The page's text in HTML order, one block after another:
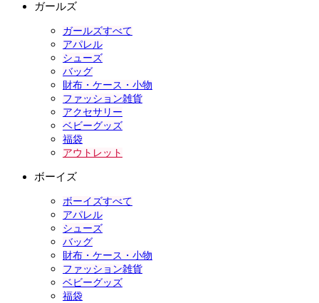
ガールズ
ガールズすべて
アパレル
シューズ
バッグ
財布・ケース・小物
ファッション雑貨
アクセサリー
ベビーグッズ
福袋
アウトレット
ボーイズ
ボーイズすべて
アパレル
シューズ
バッグ
財布・ケース・小物
ファッション雑貨
ベビーグッズ
福袋